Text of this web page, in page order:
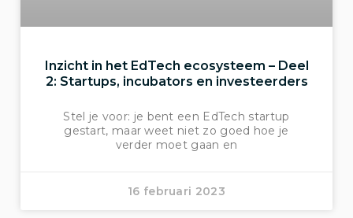
Inzicht in het EdTech ecosysteem – Deel
2: Startups, incubators en investeerders
Stel je voor: je bent een EdTech startup
gestart, maar weet niet zo goed hoe je
verder moet gaan en
16 februari 2023